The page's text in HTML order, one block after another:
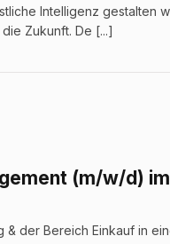
Intelligenz gestalten
Zukunft. De [...]
(m/w/d) im
& der Bereich Einkauf in